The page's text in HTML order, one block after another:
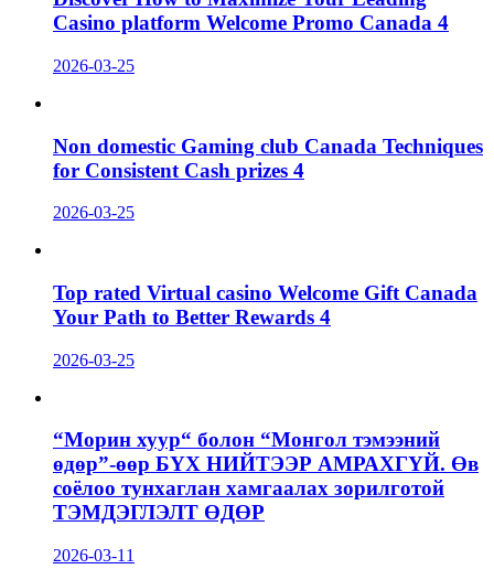
Casino platform Welcome Promo Canada 4
2026-03-25
Non domestic Gaming club Canada Techniques
for Consistent Cash prizes 4
2026-03-25
Top rated Virtual casino Welcome Gift Canada
Your Path to Better Rewards 4
2026-03-25
“Морин хуур“ болон “Монгол тэмээний
өдөр”-өөр БҮХ НИЙТЭЭР АМРАХГҮЙ. Өв
соёлоо тунхаглан хамгаалах зорилготой
ТЭМДЭГЛЭЛТ ӨДӨР
2026-03-11